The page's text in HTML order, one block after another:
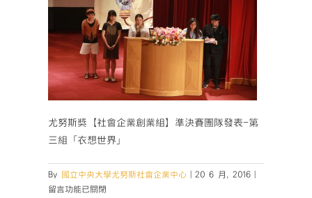
尤努斯獎【社會企業創業組】準決賽團隊發表-第
三組「衣想世界」
By 國立中央大學尤努斯社會企業中心 20 6 月, 2016
留言功能已關閉